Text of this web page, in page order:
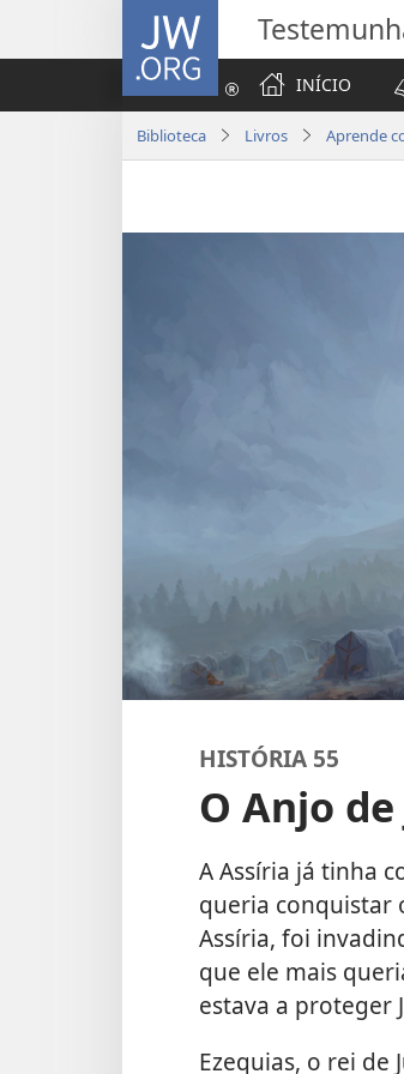
JW.ORG
INÍCIO
Biblioteca Livros Aprende
HISTÓRIA 55
O Anjo
A Assíria já tinha
queria conquistar
Assíria, foi
que ele mais
estava a proteger
Ezequias, o rei